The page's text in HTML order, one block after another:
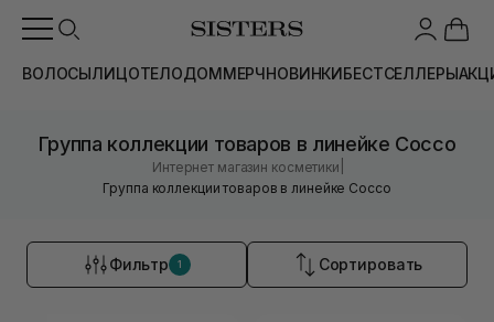
ВОЛОСЫЛИЦОТЕЛОДОММЕРЧНОВИНКИБЕСТСЕЛЛЕРЫ
Группа коллекции товаров в линейке Cocco
Интернет магазин косметики
Группа коллекции товаров в линейке Cocco
Фильтр 1 Сортировать